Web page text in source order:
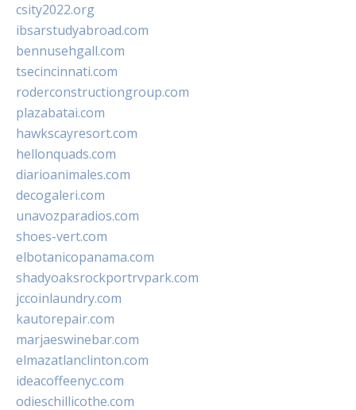
csity2022.org
ibsarstudyabroad.com
bennusehgall.com
tsecincinnati.com
roderconstructiongroup.com
plazabatai.com
hawkscayresort.com
hellonquads.com
diarioanimales.com
decogaleri.com
unavozparadios.com
shoes-vert.com
elbotanicopanama.com
shadyoaksrockportrvpark.com
jccoinlaundry.com
kautorepair.com
marjaeswinebar.com
elmazatlanclinton.com
ideacoffeenyc.com
odieschillicothe.com